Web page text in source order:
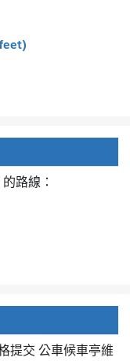
路線：
提交 公車候車亭維